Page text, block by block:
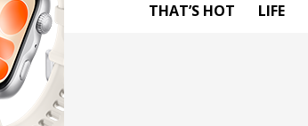
THAT’S HOT LIFE